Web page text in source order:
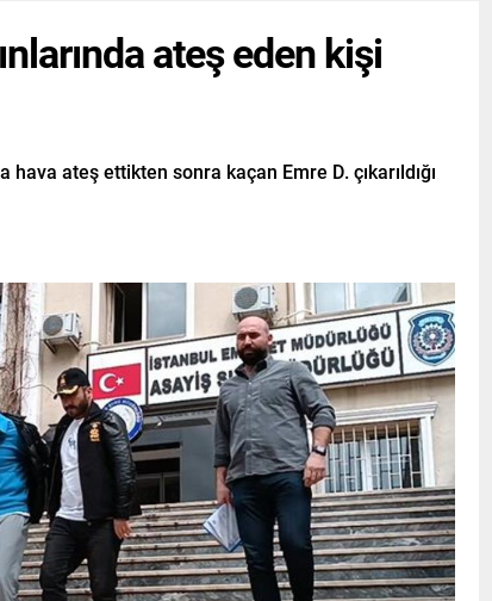
ateş eden kişi
hava ateş ettikten sonra kaçan Emre D. çıkarıldığı